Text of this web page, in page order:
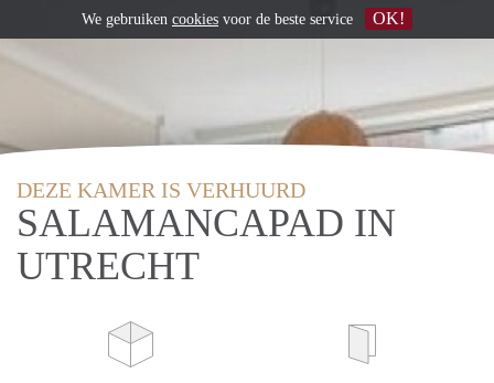
DEZE KAMER IS VERHUURD
SALAMANCAPAD IN
UTRECHT
We gebruiken cookies voor de beste service OK!